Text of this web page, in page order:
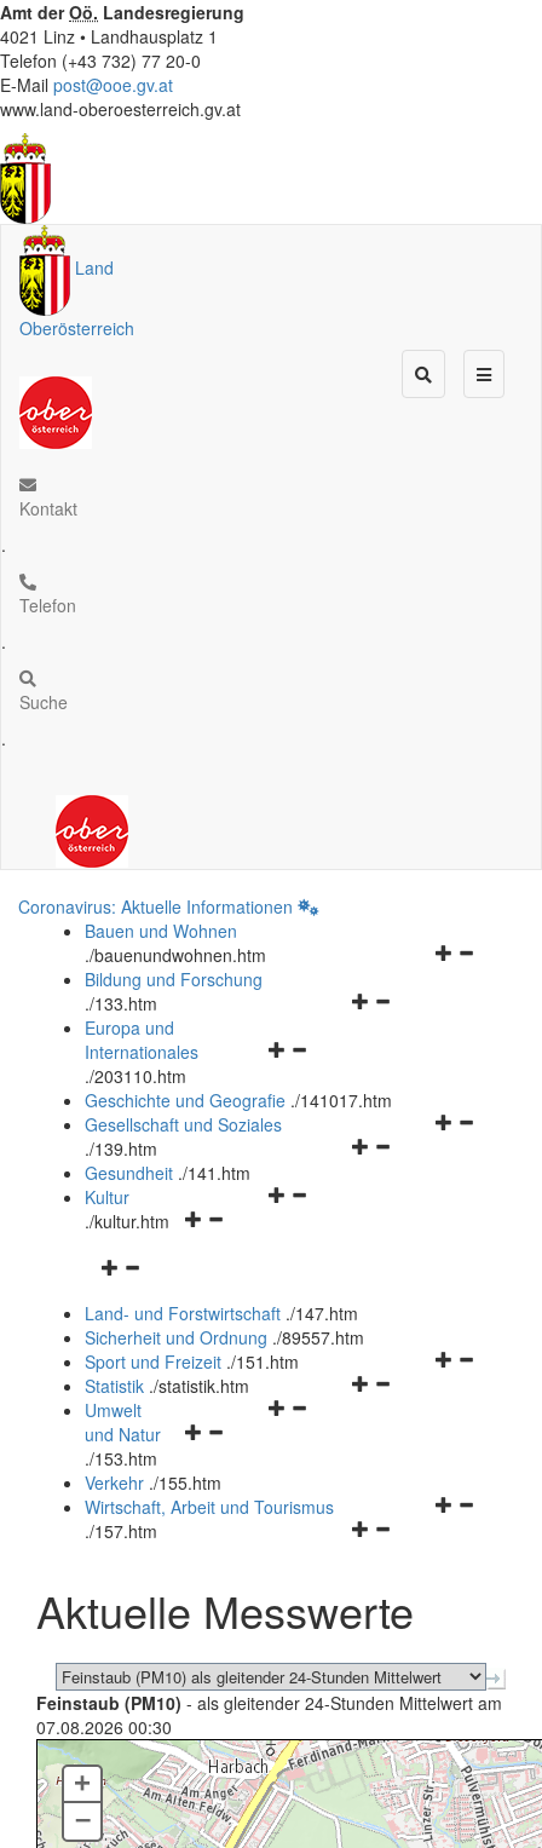
Amt derOö. Landesregierung
4021 Linz • Landhausplatz 1
Telefon (+43 732) 77 20-0
E-Mail post@ooe.gv.at
www.land-oberoesterreich.gv.at
Land
Oberösterreich
Kontakt
.
Telefon
.
Suche
.
Coronavirus: Aktuelle Informationen
Bauen und Wohnen
./bauenundwohnen.htm
Navigationsmenü
Bildung und Forschung
./133.htm
Navigationsmenü
und
schließen
Europa und
Internationales
./203110.htm
Geschichte und Geografie ./141017.htm
Navigationsmenü
Gesellschaft und Soziales
./139.htm
Navigationsmenü
Gesundheit ./141.htm
Navigationsmenü
Kultur
./kultur.htm
Navigationsmenü
und
schließen
Land- und Forstwirtschaft ./147.htm
Sicherheit und Ordnung ./89557.htm
Navigationsmenü
Sport und Freizeit ./151.htm
Navigationsmenü
Statistik ./statistik.htm
Navigationsmenü
und
schließen
Umwelt
und Natur
./153.htm
Verkehr ./155.htm
Navigationsmenü
schließen
Wirtschaft, Arbeit und Tourismus
./157.htm
Aktuelle Messwerte
Feinstaub (PM10) - als gleitender 24-Stunden Mittelwert am
07.08.2026 00:30
+
–